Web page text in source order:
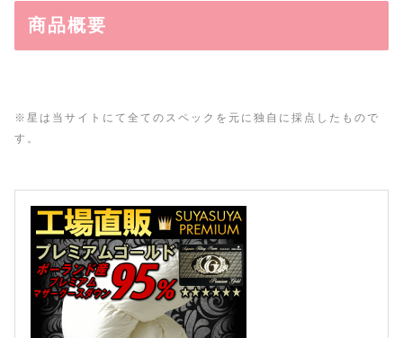
商品概要
※星は当サイトにて全てのスペックを元に独自に採点したもので
す。